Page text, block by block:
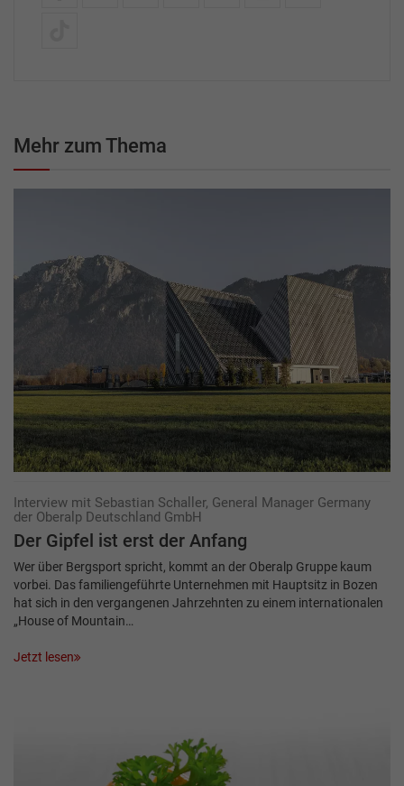
Mehr zum Thema
Interview mit Sebastian Schaller, General Manager Germany
der Oberalp Deutschland GmbH
Der Gipfel ist erst der Anfang
Wer über Bergsport spricht, kommt an der Oberalp Gruppe kaum
vorbei. Das familiengeführte Unternehmen mit Hauptsitz in Bozen
hat sich in den vergangenen Jahrzehnten zu einem internationalen
„House of Mountain…
Jetzt lesen